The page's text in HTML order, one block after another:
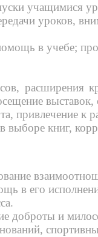
учащимися
уроков,
в учебе;
расширения
выставок,
привлечение к
выборе книг,
в его
доброты и